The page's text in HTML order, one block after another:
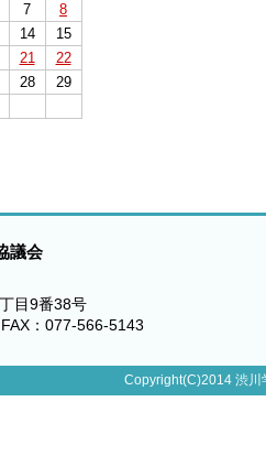
7
8
14
15
21
22
28
29
議会
目9番38号
：077-566-5143
Copyright(C)2014 渋川